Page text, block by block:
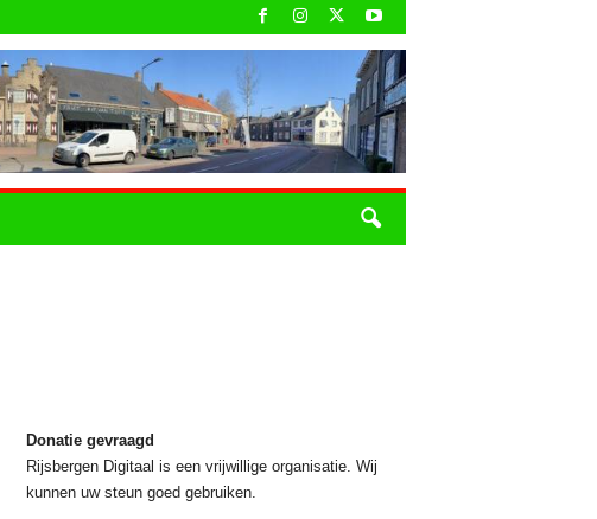
Donatie gevraagd
Rijsbergen Digitaal is een vrijwillige organisatie. Wij
kunnen uw steun goed gebruiken.